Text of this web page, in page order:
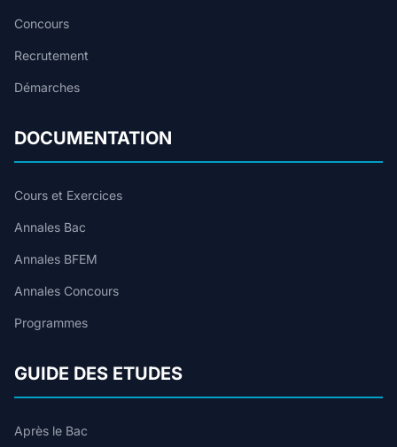
Concours
Recrutement
Démarches
DOCUMENTATION
Cours et Exercices
Annales Bac
Annales BFEM
Annales Concours
Programmes
GUIDE DES ETUDES
Après le Bac